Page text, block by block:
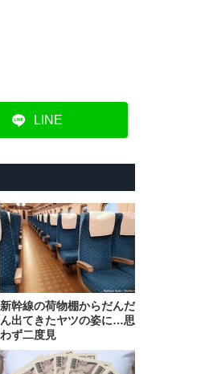
LINE
新幹線の荷物棚からだんだ
ん出てきたヤツの姿に…思
わず二度見